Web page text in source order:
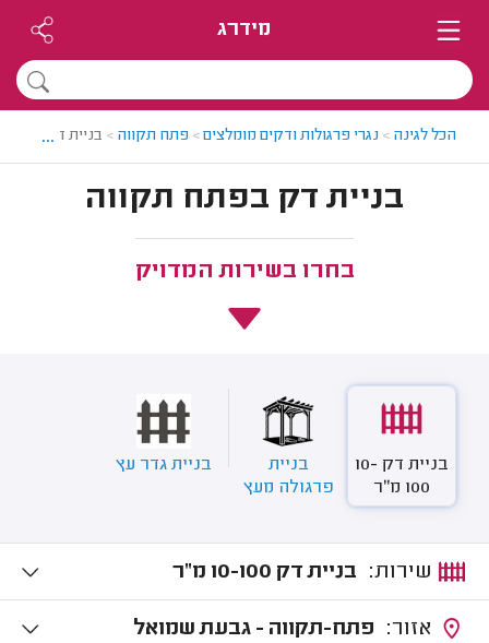
מידרג
הכל לגינה > נגרי פרגולות ודקים מומלצים> פתח תקווה > בניית דק בפתח
...
בניית דק בפתח תקווה
בחרו בשירות המדויק
בניית דק 10-
100 מ"ר
בניית
פרגולה מעץ
בניית גדר עץ
בניית דק 10-100 מ"ר
פתח-תקווה - גבעת שמואל